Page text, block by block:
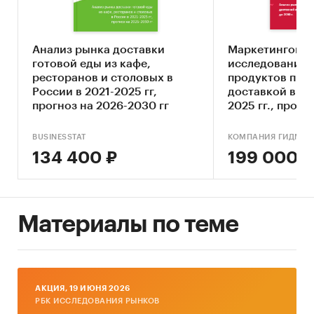
продажам, коммерческие директора;
• Частные инвесторы, планирующие
приобрести акции предприятий,
осуществляющих свою деятельность на рынке
доставки готовой еды.
Исследование проведено в июле 2025 года.
Объем отчета – 61 стр.
Отчет содержит 3 таблицы и 37 графиков.
Категории: Потребительские услуги / ...
Рестораны / Доставка еды
Анализ рынка доставки
готовой еды из кафе,
ресторанов и столовых в
России в 2021-2025 гг,
прогноз на 2026-2030 гг
BUSINESSTAT
134 400 ₽
Маркетинговое
исследование
продуктов
доставкой в
2025 гг.,
КОМПАНИЯ
199 000 ₽
Материалы по теме
AКЦИЯ, 19 ИЮНЯ 2026
РБК ИССЛЕДОВАНИЯ РЫНКОВ